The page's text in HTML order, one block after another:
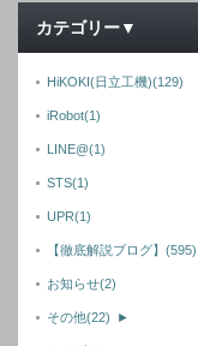
カテゴリー▼
HiKOKI(日立工機)(129)
iRobot(1)
LINE@(1)
STS(1)
UPR(1)
【徹底解説ブログ】 (595)
お知らせ(2)
その他(22) ►